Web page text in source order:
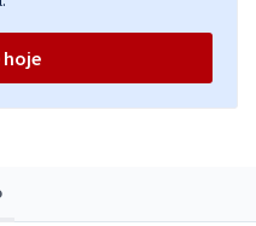
hoje